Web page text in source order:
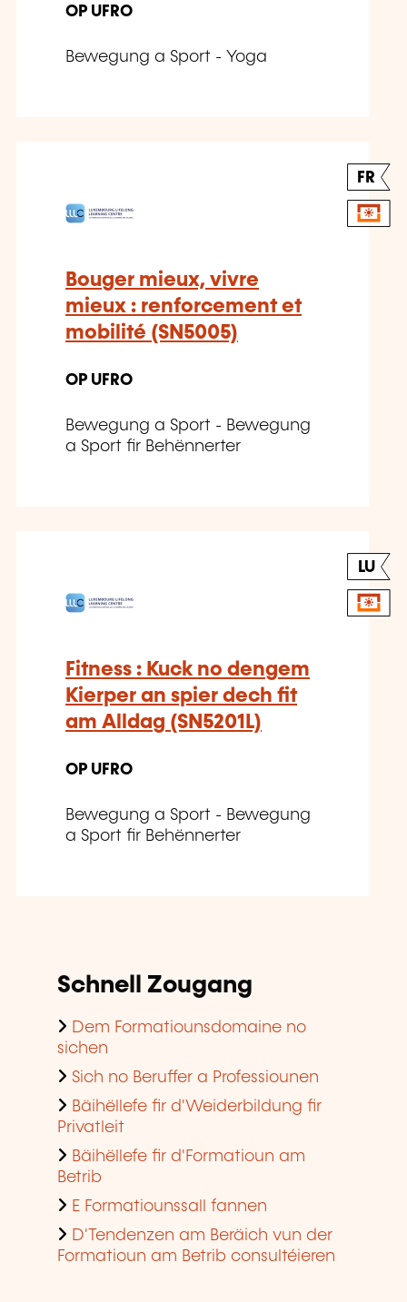
OP UFRO
Bewegung a Sport - Yoga
FR
Bouger mieux, vivre
mieux : renforcement et
mobilité (SN5005)
OP UFRO
Bewegung a Sport - Bewegung
a Sport fir Behënnerter
LU
Fitness : Kuck no dengem
Kierper an spier dech fit
am Alldag (SN5201L)
OP UFRO
Bewegung a Sport - Bewegung
a Sport fir Behënnerter
Schnell Zougang
Dem Formatiounsdomaine no
sichen
Sich no Beruffer a Professiounen
Bäihëllefe fir d'Weiderbildung fir
Privatleit
Bäihëllefe fir d'Formatioun am
Betrib
E Formatiounssall fannen
D'Tendenzen am Beräich vun der
Formatioun am Betrib consultéieren